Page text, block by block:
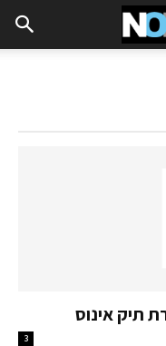
תיק אינוס
3